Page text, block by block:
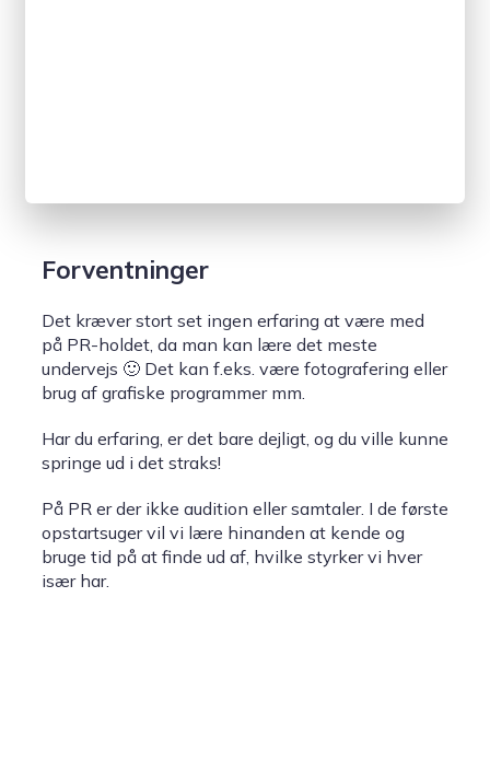
Forventninger
Det kræver stort set ingen erfaring at være med
på PR-holdet, da man kan lære det meste
undervejs 🙂 Det kan f.eks. være fotografering eller
brug af grafiske programmer mm.
Har du erfaring, er det bare dejligt, og du ville kunne
springe ud i det straks!
På PR er der ikke audition eller samtaler. I de første
opstartsuger vil vi lære hinanden at kende og
bruge tid på at finde ud af, hvilke styrker vi hver
især har.